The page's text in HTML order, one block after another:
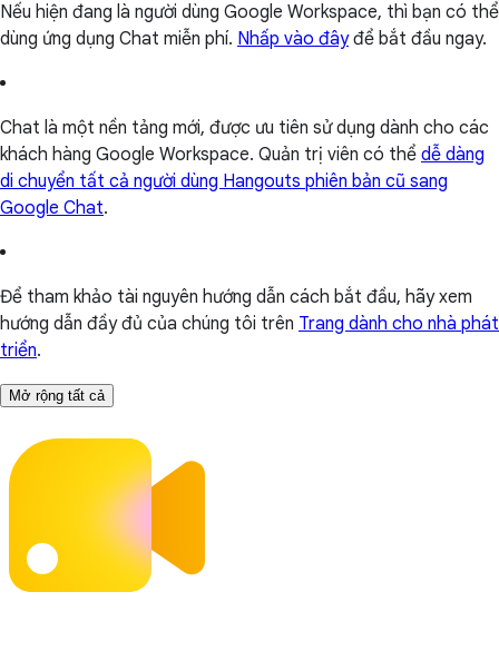
Nếu hiện đang là người dùng Google Workspace, thì bạn có thể
dùng ứng dụng Chat miễn phí. Nhấp vào đâyđể bắt đầu ngay.
Chat là một nền tảng mới, được ưu tiên sử dụng dành cho các
khách hàng Google Workspace. Quản trị viên có thể dễ dàng
di chuyển tất cả người dùng Hangouts phiên bản cũ sang
Google Chat.
Để tham khảo tài nguyên hướng dẫn cách bắt đầu, hãy xem
hướng dẫn đầy đủ của chúng tôi trên Trang dành cho nhà phát
triển.
Mở rộng tất cả